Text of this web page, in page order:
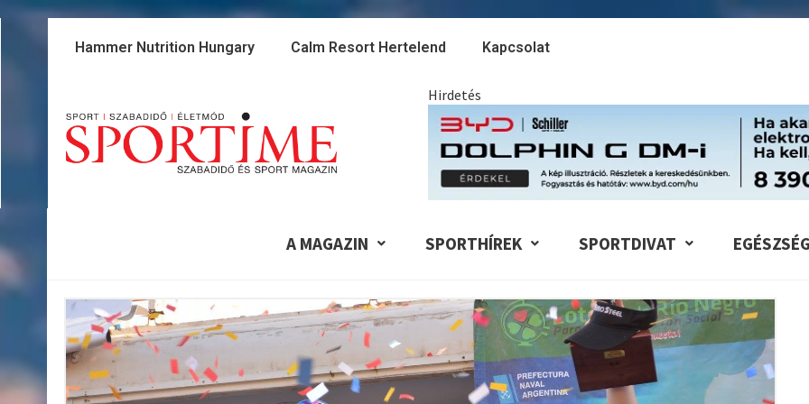
Skip
Hammer Nutrition Hungary Calm Resort Hertelend Kapcsolat
Hirdetés
A MAGAZIN SPORTHÍREK SPORTDIVAT EGÉSZSÉG